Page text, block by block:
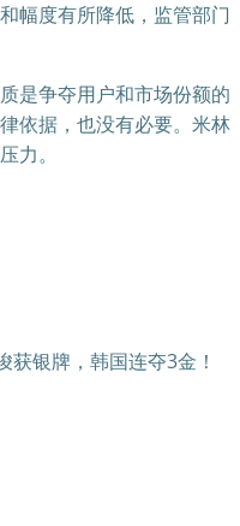
幅度有所降低，监管部门
是争夺用户和市场份额的
依据，也没有必要。米林
力。
银牌，韩国连夺3金！